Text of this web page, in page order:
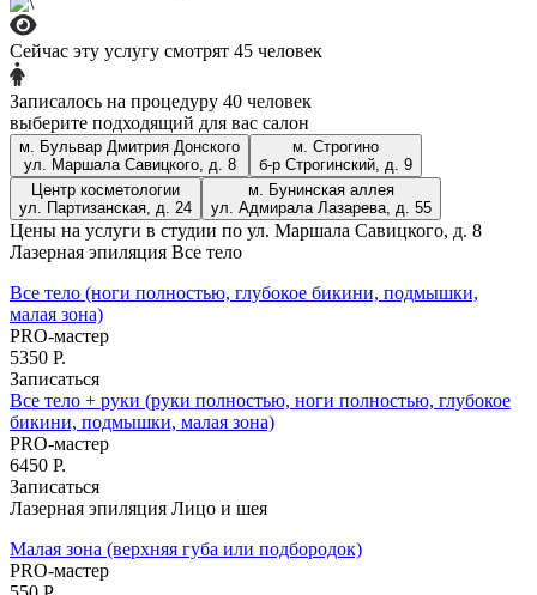
+7 (969) 123-55-52
м. Строгино
б-р Строгинский, д. 9
+7 (965) 404-75-45
Записаться
Записаться
Лазерная эпиляция
4800 р. все тело
Телеграм-бот
Сейчас эту услугу смотрят 45 человек
Записалось на процедуру 40 человек
выберите подходящий для вас салон
м. Бульвар Дмитрия Донского
ул. Маршала Савицкого, д. 8
м. Строгино
б-р Строгинский, д. 9
Центр косметологии
ул. Партизанская, д. 24
м. Бунинская аллея
ул. Адмирала Лазарева, д. 55
Цены на услуги в студии по ул. Маршала Савицкого, д. 8
Лазерная эпиляция Все тело
Все тело (ноги полностью, глубокое бикини, подмышки,
малая зона)
PRO-мастер
5350 Р.
Записаться
Все тело + руки (руки полностью, ноги полностью, глубокое
бикини, подмышки, малая зона)
PRO-мастер
6450 Р.
Записаться
Лазерная эпиляция Лицо и шея
Малая зона (верхняя губа или подбородок)
PRO-мастер